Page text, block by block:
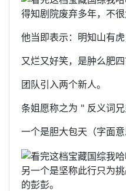
得知剧院废弃多年，不很
他当即表示：明知山有虎
又烂又好笑，是肿么肥四
团队引入两个新人。
条姐愿称之为 " 反义词兄
一个是胆大包天（字面
另一个是坚称此行只为
的彭彭。